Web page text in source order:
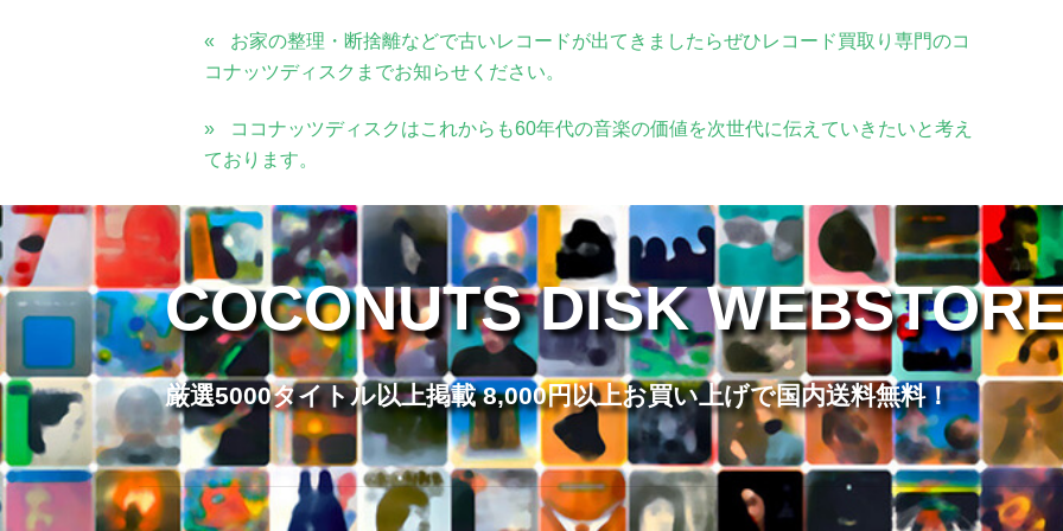
お家の整理・断捨離などで古いレコードが出てきましたらぜひレコード買取り専門のコ
コナッツディスクまでお知らせください。
ココナッツディスクはこれからも60年代の音楽の価値を次世代に伝えていきたいと考え
ております。
COCONUTS DISK
厳選5000タイトル以上掲載 8,000円以上お買い上げで国内送料無料！